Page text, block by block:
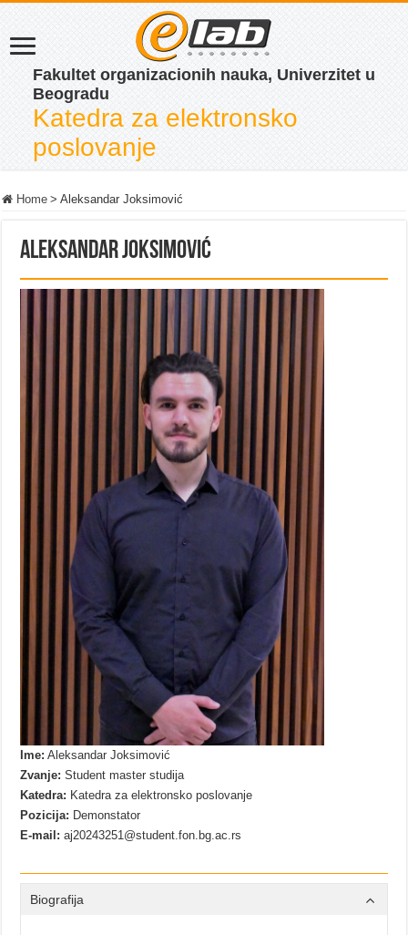
Fakultet organizacionih nauka, Univerzitet u
Beogradu
Katedra za elektronsko
poslovanje
Home > Aleksandar Joksimović
Aleksandar Joksimović
Ime: Aleksandar Joksimović
Zvanje:Student master studija
Katedra: Katedra za elektronsko poslovanje
Pozicija: Demonstator
E-mail:aj20243251@student.fon.bg.ac.rs
Biografija